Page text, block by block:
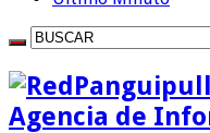
Agencia de